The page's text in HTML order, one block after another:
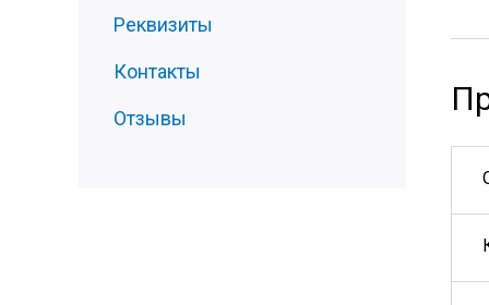
Реквизиты
Контакты
Отзывы